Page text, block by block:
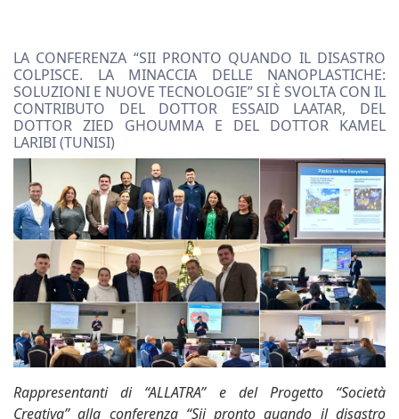
LA CONFERENZA “SII PRONTO QUANDO IL DISASTRO
COLPISCE. LA MINACCIA DELLE NANOPLASTICHE:
SOLUZIONI E NUOVE TECNOLOGIE” SI È SVOLTA CON IL
CONTRIBUTO DEL DOTTOR ESSAID LAATAR, DEL
DOTTOR ZIED GHOUMMA E DEL DOTTOR KAMEL
LARIBI (TUNISI)
Rappresentanti di “ALLATRA” e del Progetto “Società
Creativa” alla conferenza “Sii pronto quando il disastro